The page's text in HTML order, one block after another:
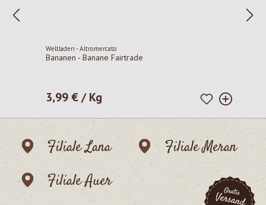
Weltladen - Altromercato
Bananen - Banane Fairtrade
Regulärer Preis:
3,99 € / Kg
Filiale Lana
Filiale Meran
Filiale Auer